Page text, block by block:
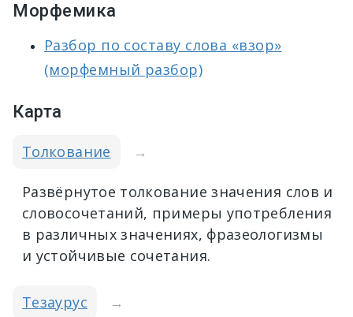
Морфемика
Разбор по составу слова «взор»
(морфемный разбор)
Карта
Толкование →
Развёрнутое толкование значения слов и
словосочетаний, примеры употребления
в различных значениях, фразеологизмы
и устойчивые сочетания.
Тезаурус →